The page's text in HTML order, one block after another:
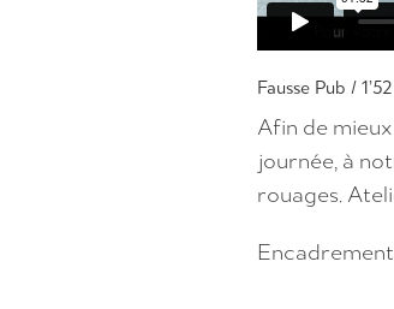
Fausse Pub /
Afin de
journée, à
rouages.